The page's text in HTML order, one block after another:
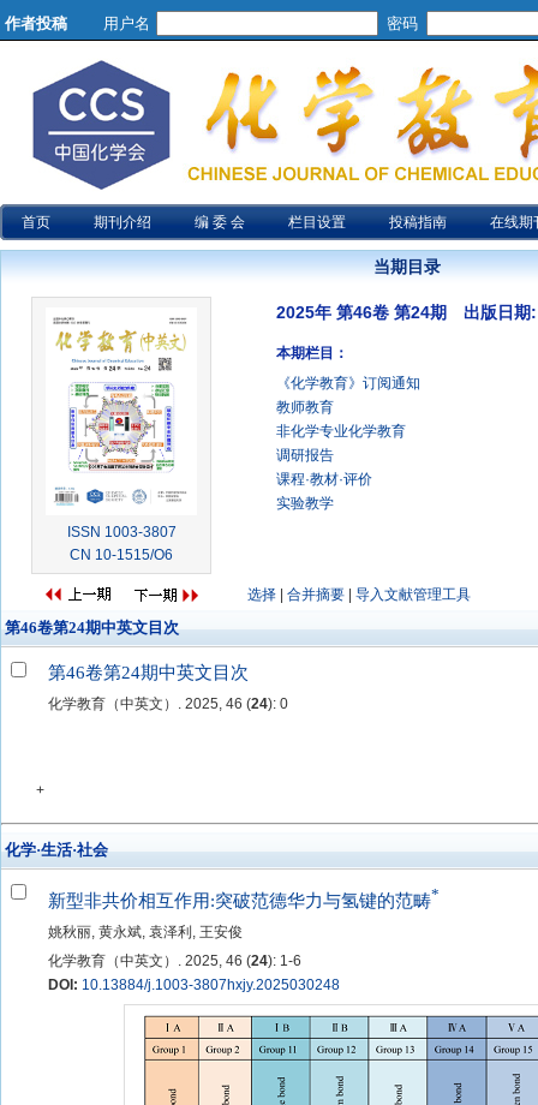
作者投稿 用户名 密码
首页 期刊介绍 编 委 会 栏目设置 投稿指南 在线期
当期目录
ISSN 1003-3807
CN 10-1515/O6
2025年 第46卷 第24期 出版日期
本期栏目：
《化学教育》订阅通知
教师教育
非化学专业化学教育
调研报告
课程·教材·评价
实验教学
选择 合并摘要 导入文献管理工具
第46卷第24期中英文目次
第46卷第24期中英文目次
化学教育（中英文）. 2025, 46 (24): 0
+
化学·生活·社会
新型非共价相互作用:突破范德华力与氢键的范畴*
姚秋丽, 黄永斌, 袁泽利, 王安俊
化学教育（中英文）. 2025, 46 (24): 1-6
DOI: 10.13884/j.1003-3807hxjy.2025030248